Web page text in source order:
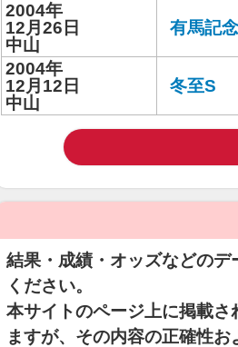
2004年
12月26日
中山
有馬記念
2004年
12月12日
中山
冬至S
結果・成績・オッズなどの
ください。
本サイトのページ上に掲載さ
ますが、その内容の正確性